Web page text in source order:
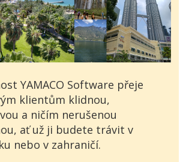
YAMACO Software přeje
klientům klidnou,
a ničím nerušenou
ať už ji budete trávit v
nebo v zahraničí.